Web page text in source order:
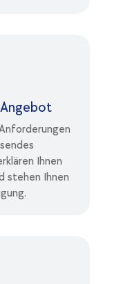
Ihnen
stehen Ihnen